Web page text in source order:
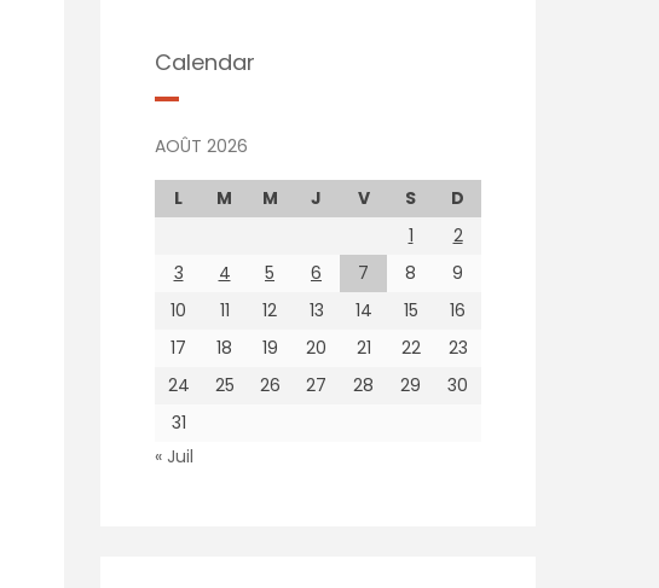
Calendar
AOÛT 2026
L M M J V S
D
1
2
3
4 5 6 7 8
9
10
11 12 13 14 15
16
17
18 19 20 21 22
23
24
25 26 27 28 29
30
31
« Juil